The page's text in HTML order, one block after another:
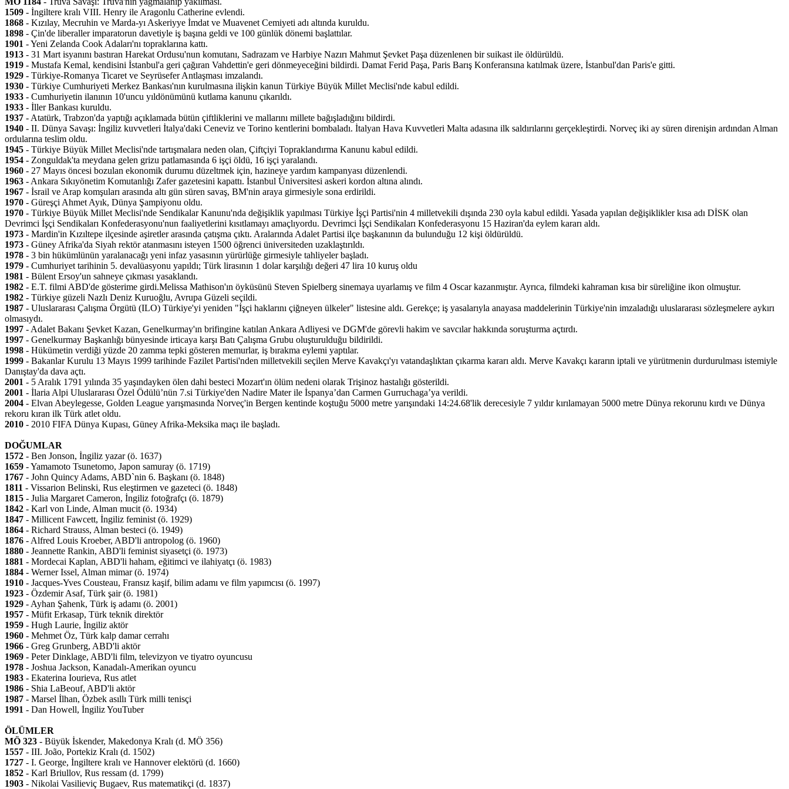
1509 - İngiltere kralı VIII. Henry ile Aragonlu Catherine evlendi.
1868 - Kızılay, Mecruhin ve Marda-yı Askeriyye İmdat ve Muavenet Cemiyeti adı altında kuruldu.
1898 - Çin'de liberaller imparatorun davetiyle iş başına geldi ve 100 günlük dönemi başlattılar.
1901 - Yeni Zelanda Cook Adaları'nı topraklarına kattı.
1913 - 31 Mart isyanını bastıran Harekat Ordusu'nun komutanı, Sadrazam ve Harbiye Nazırı Mahmut Şevket Paşa düzenlenen bir suikast ile öldürüldü.
1919 - Mustafa Kemal, kendisini İstanbul'a geri çağıran Vahdettin'e geri dönmeyeceğini bildirdi. Damat Ferid Paşa, Paris Barış Konferansına katılmak üzere, İstanbul'dan Paris'e gitti.
1929 - Türkiye-Romanya Ticaret ve Seyrüsefer Antlaşması imzalandı.
1930 - Türkiye Cumhuriyeti Merkez Bankası'nın kurulmasına ilişkin kanun Türkiye Büyük Millet Meclisi'nde kabul edildi.
1933 - Cumhuriyetin ilanının 10'uncu yıldönümünü kutlama kanunu çıkarıldı.
1933 - İller Bankası kuruldu.
1937 - Atatürk, Trabzon'da yaptığı açıklamada bütün çiftliklerini ve mallarını millete bağışladığını bildirdi.
1940 - II. Dünya Savaşı: İngiliz kuvvetleri İtalya'daki Ceneviz ve Torino kentlerini bombaladı. İtalyan Hava Kuvvetleri Malta adasına ilk saldırılarını gerçekleştirdi. Norveç iki ay süren direnişin ardından Alman
ordularına teslim oldu.
1945 - Türkiye Büyük Millet Meclisi'nde tartışmalara neden olan, Çiftçiyi Topraklandırma Kanunu kabul edildi.
1954 - Zonguldak'ta meydana gelen grizu patlamasında 6 işçi öldü, 16 işçi yaralandı.
1960 - 27 Mayıs öncesi bozulan ekonomik durumu düzeltmek için, hazineye yardım kampanyası düzenlendi.
1963 - Ankara Sıkıyönetim Komutanlığı Zafer gazetesini kapattı. İstanbul Üniversitesi askeri kordon altına alındı.
1967 - İsrail ve Arap komşuları arasında altı gün süren savaş, BM'nin araya girmesiyle sona erdirildi.
1970 - Güreşçi Ahmet Ayık, Dünya Şampiyonu oldu.
1970 - Türkiye Büyük Millet Meclisi'nde Sendikalar Kanunu'nda değişiklik yapılması Türkiye İşçi Partisi'nin 4 milletvekili dışında 230 oyla kabul edildi. Yasada yapılan değişiklikler kısa adı DİSK olan
Devrimci İşçi Sendikaları Konfederasyonu'nun faaliyetlerini kısıtlamayı amaçlıyordu. Devrimci İşçi Sendikaları Konfederasyonu 15 Haziran'da eylem kararı aldı.
1973 - Mardin'in Kızıltepe ilçesinde aşiretler arasında çatışma çıktı. Aralarında Adalet Partisi ilçe başkanının da bulunduğu 12 kişi öldürüldü.
1973 - Güney Afrika'da Siyah rektör atanmasını isteyen 1500 öğrenci üniversiteden uzaklaştırıldı.
1978 - 3 bin hükümlünün yaralanacağı yeni infaz yasasının yürürlüğe girmesiyle tahliyeler başladı.
1979 - Cumhuriyet tarihinin 5. devalüasyonu yapıldı; Türk lirasının 1 dolar karşılığı değeri 47 lira 10 kuruş oldu
1981 - Bülent Ersoy'un sahneye çıkması yasaklandı.
1982 - E.T. filmi ABD'de gösterime girdi.Melissa Mathison'ın öyküsünü Steven Spielberg sinemaya uyarlamış ve film 4 Oscar kazanmıştır. Ayrıca, filmdeki kahraman kısa bir süreliğine ikon olmuştur.
1982 - Türkiye güzeli Nazlı Deniz Kuruoğlu, Avrupa Güzeli seçildi.
1987 - Uluslararası Çalışma Örgütü (ILO) Türkiye'yi yeniden "İşçi haklarını çiğneyen ülkeler" listesine aldı. Gerekçe; iş yasalarıyla anayasa maddelerinin Türkiye'nin imzaladığı uluslararası sözleşmelere aykırı
olmasıydı.
1997 - Adalet Bakanı Şevket Kazan, Genelkurmay'ın brifingine katılan Ankara Adliyesi ve DGM'de görevli hakim ve savcılar hakkında soruşturma açtırdı.
1997 - Genelkurmay Başkanlığı bünyesinde irticaya karşı Batı Çalışma Grubu oluşturulduğu bildirildi.
1998 - Hükümetin verdiği yüzde 20 zamma tepki gösteren memurlar, iş bırakma eylemi yaptılar.
1999 - Bakanlar Kurulu 13 Mayıs 1999 tarihinde Fazilet Partisi'nden milletvekili seçilen Merve Kavakçı'yı vatandaşlıktan çıkarma kararı aldı. Merve Kavakçı kararın iptali ve yürütmenin durdurulması istemiyle
Danıştay'da dava açtı.
2001 - 5 Aralık 1791 yılında 35 yaşındayken ölen dahi besteci Mozart'ın ölüm nedeni olarak Trişinoz hastalığı gösterildi.
2001 - İlaria Alpi Uluslararası Özel Ödülü’nün 7.si Türkiye'den Nadire Mater ile İspanya’dan Carmen Gurruchaga’ya verildi.
2004 - Elvan Abeylegesse, Golden League yarışmasında Norveç'in Bergen kentinde koştuğu 5000 metre yarışındaki 14:24.68'lik derecesiyle 7 yıldır kırılamayan 5000 metre Dünya rekorunu kırdı ve Dünya
rekoru kıran ilk Türk atlet oldu.
2010 - 2010 FIFA Dünya Kupası, Güney Afrika-Meksika maçı ile başladı.
DOĞUMLAR
1572 - Ben Jonson, İngiliz yazar (ö. 1637)
1659 - Yamamoto Tsunetomo, Japon samuray (ö. 1719)
1767 - John Quincy Adams, ABD`nin 6. Başkanı (ö. 1848)
1811 - Vissarion Belinski, Rus eleştirmen ve gazeteci (ö. 1848)
1815 - Julia Margaret Cameron, İngiliz fotoğrafçı (ö. 1879)
1842 - Karl von Linde, Alman mucit (ö. 1934)
1847 - Millicent Fawcett, İngiliz feminist (ö. 1929)
1864 - Richard Strauss, Alman besteci (ö. 1949)
1876 - Alfred Louis Kroeber, ABD'li antropolog (ö. 1960)
1880 - Jeannette Rankin, ABD'li feminist siyasetçi (ö. 1973)
1881 - Mordecai Kaplan, ABD'li haham, eğitimci ve ilahiyatçı (ö. 1983)
1884 - Werner Issel, Alman mimar (ö. 1974)
1910 - Jacques-Yves Cousteau, Fransız kaşif, bilim adamı ve film yapımcısı (ö. 1997)
1923 - Özdemir Asaf, Türk şair (ö. 1981)
1929 - Ayhan Şahenk, Türk iş adamı (ö. 2001)
1957 - Müfit Erkasap, Türk teknik direktör
1959 - Hugh Laurie, İngiliz aktör
1960 - Mehmet Öz, Türk kalp damar cerrahı
1966 - Greg Grunberg, ABD'li aktör
1969 - Peter Dinklage, ABD'li film, televizyon ve tiyatro oyuncusu
1978 - Joshua Jackson, Kanadalı-Amerikan oyuncu
1983 - Ekaterina Iourieva, Rus atlet
1986 - Shia LaBeouf, ABD'li aktör
1987 - Marsel İlhan, Özbek asıllı Türk milli tenisçi
1991 - Dan Howell, İngiliz YouTuber
ÖLÜMLER
MÖ 323 - Büyük İskender, Makedonya Kralı (d. MÖ 356)
1557 - III. João, Portekiz Kralı (d. 1502)
1727 - I. George, İngiltere kralı ve Hannover elektörü (d. 1660)
1852 - Karl Briullov, Rus ressam (d. 1799)
1903 - Nikolai Vasilieviç Bugaev, Rus matematikçi (d. 1837)